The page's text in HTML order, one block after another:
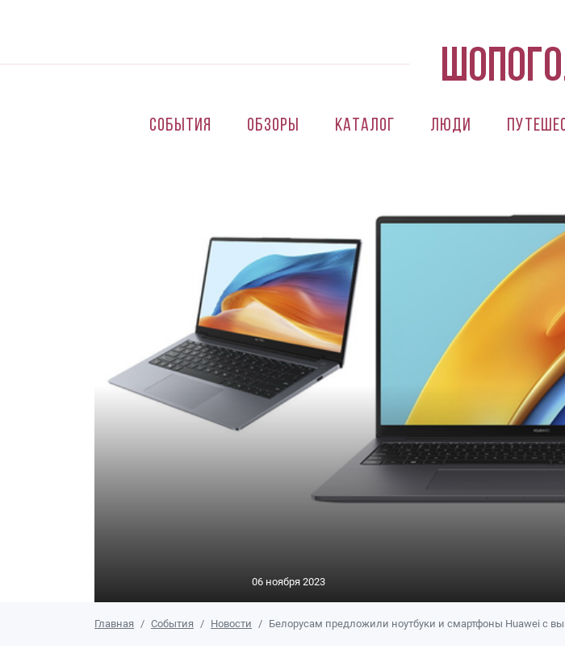
События Обзоры Каталог Люди
06 ноября 2023
Главная События Новости Белорусам предложили ноутбуки и смартфоны Huawei с